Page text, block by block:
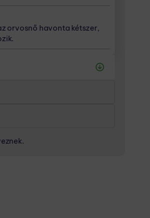
orvosnő havonta kétszer,